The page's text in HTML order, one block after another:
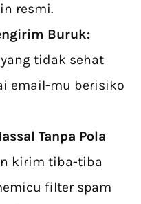
resmi.
Buruk:
tidak sehat
email-mu berisiko
Tanpa Pola
kirim tiba-tiba
filter spam